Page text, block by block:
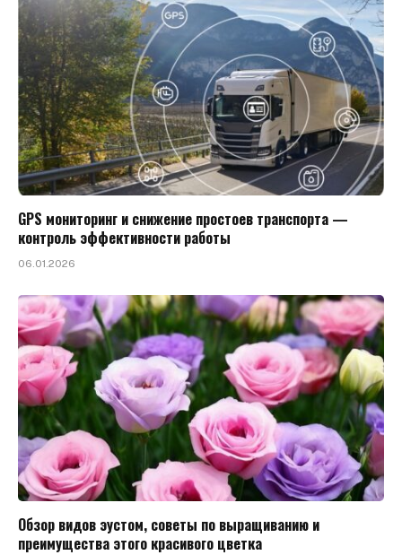
GPS мониторинг и снижение простоев транспорта —
контроль эффективности работы
06.01.2026
Обзор видов эустом, советы по выращиванию и
преимущества этого красивого цветка